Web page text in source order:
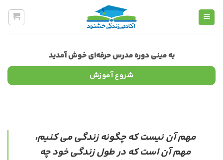
به مینی دوره مدرس حرفه‌ای خوش آمدید
شروع آموزش
مهم آن نیست که چگونه زندگی می کنیم،
مهم آن است که در طول زندگی خود چه